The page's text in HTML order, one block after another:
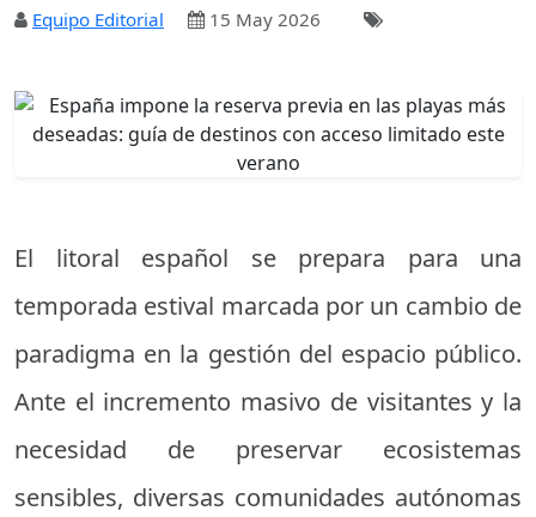
Equipo Editorial 15 May 2026
El litoral español se prepara para una
temporada estival marcada por un cambio de
paradigma en la gestión del espacio público.
Ante el incremento masivo de visitantes y la
necesidad de preservar ecosistemas
sensibles, diversas comunidades autónomas